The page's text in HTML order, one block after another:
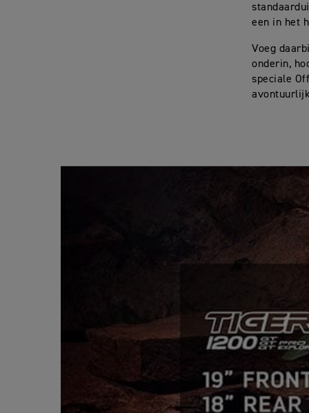
een in het
Voeg
onderin,
speciale